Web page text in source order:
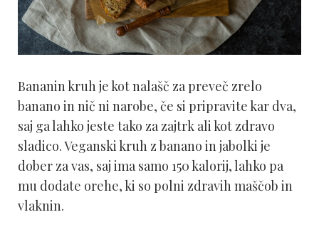
Bananin kruh je kot nalašč za preveč zrelo
banano in nič ni narobe, če si pripravite kar dva,
saj ga lahko jeste tako za zajtrk ali kot zdravo
sladico. Veganski kruh z banano in jabolki je
dober za vas, saj ima samo 150 kalorij, lahko pa
mu dodate orehe, ki so polni zdravih maščob in
vlaknin.